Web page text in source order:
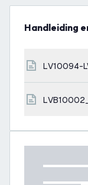
Handleiding
LV10094-